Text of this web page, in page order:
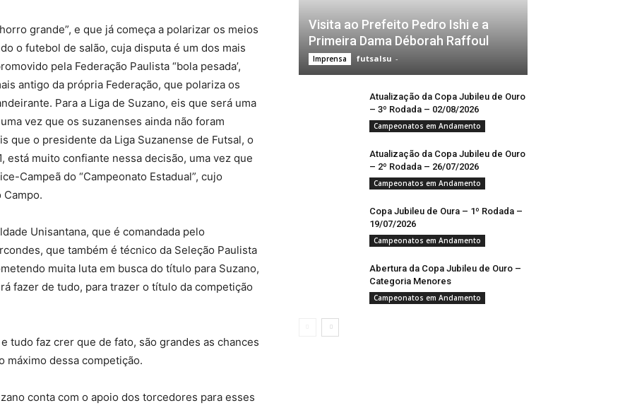
grande”, e que já começa a polarizar os meios
o futebol de salão, cuja disputa é um dos mais
pela Federação Paulista “bola pesada’,
antigo da própria Federação, que polariza os
Para a Liga de Suzano, eis que será uma
vez que os suzanenses ainda não foram
que o presidente da Liga Suzanense de Futsal, o
está muito confiante nessa decisão, uma vez que
Campeã do “Campeonato Estadual”, cujo
Campo.
Unisantana, que é comandada pelo
que também é técnico da Seleção Paulista
muita luta em busca do título para Suzano,
fazer de tudo, para trazer o título da competição
tudo faz crer que de fato, são grandes as chances
máximo dessa competição.
conta com o apoio dos torcedores para esses
Visita ao Prefeito Pedro Ishi e a
Primeira Dama Déborah Raffoul
Imprensa futsalsu -
Atualização da Copa Jubileu de Ouro
– 3º Rodada – 02/08/2026
Campeonatos em Andamento
Atualização da Copa Jubileu de Ouro
– 2º Rodada – 26/07/2026
Campeonatos em Andamento
Copa Jubileu de Oura – 1º Rodada –
19/07/2026
Campeonatos em Andamento
Abertura da Copa Jubileu de Ouro –
Categoria Menores
Campeonatos em Andamento